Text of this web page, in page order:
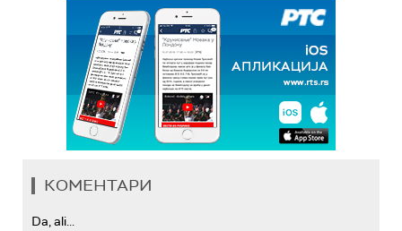
КОМЕНТАРИ
Da, ali...